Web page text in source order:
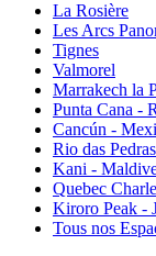
La Rosière
Les Arcs
Tignes
Valmorel
Marrakech la
Punta Cana -
Cancún -
Rio das
Kani -
Quebec
Kiroro Peak -
Tous nos